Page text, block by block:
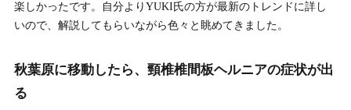
楽しかったです。自分よりYUKI氏の方が最新のトレンドに詳し
いので、解説してもらいながら色々と眺めてきました。
秋葉原に移動したら、頸椎椎間板ヘルニアの症状が出
る